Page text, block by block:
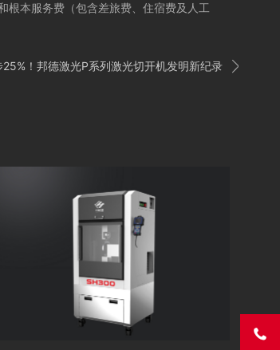
根本服务费（包含差旅费、住宿费及人工

！邦德激光P系列激光切开机发明新纪录
